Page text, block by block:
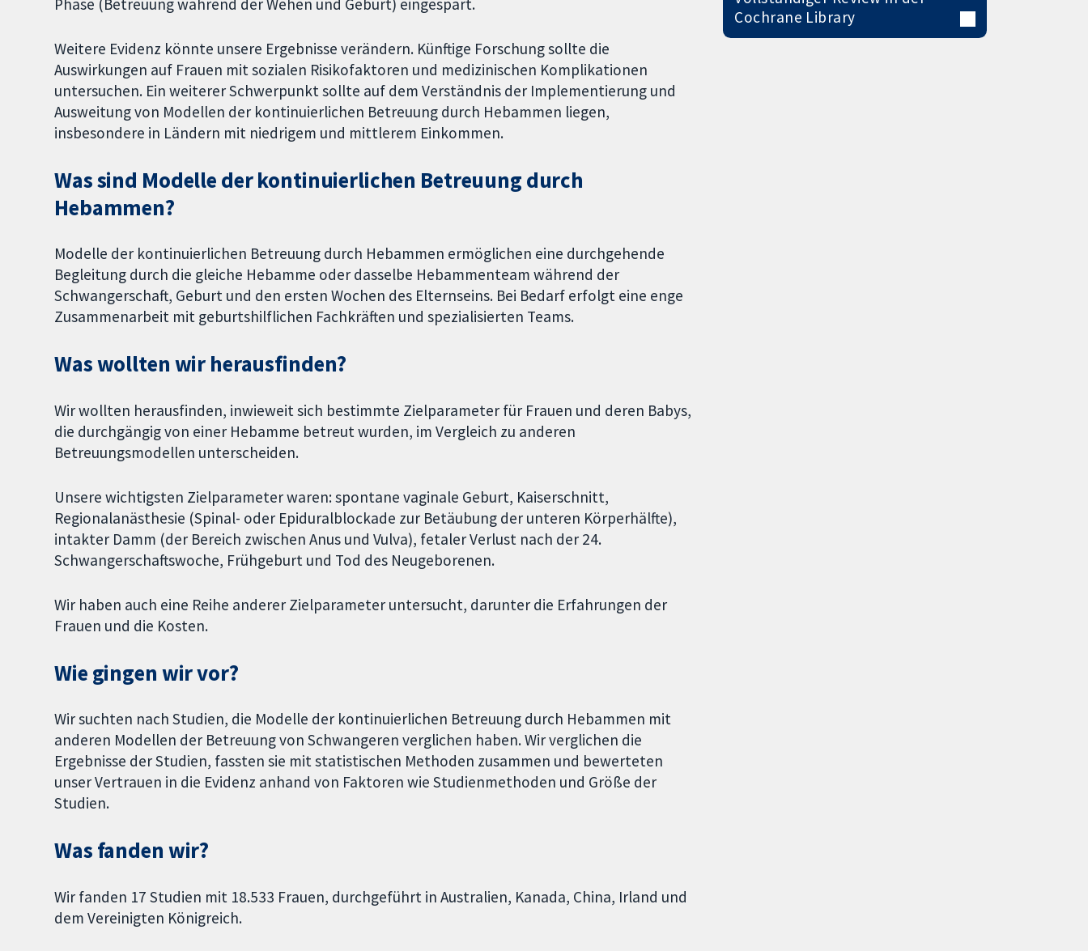
Phase (Betreuung während der Wehen und Geburt) eingespart.
Weitere Evidenz könnte unsere Ergebnisse verändern. Künftige Forschung sollte die
Auswirkungen auf Frauen mit sozialen Risikofaktoren und medizinischen Komplikationen
untersuchen. Ein weiterer Schwerpunkt sollte auf dem Verständnis der Implementierung und
Ausweitung von Modellen der kontinuierlichen Betreuung durch Hebammen liegen,
insbesondere in Ländern mit niedrigem und mittlerem Einkommen.
Was sind Modelle der kontinuierlichen Betreuung durch
Hebammen?
Modelle der kontinuierlichen Betreuung durch Hebammen ermöglichen eine durchgehende
Begleitung durch die gleiche Hebamme oder dasselbe Hebammenteam während der
Schwangerschaft, Geburt und den ersten Wochen des Elternseins. Bei Bedarf erfolgt eine enge
Zusammenarbeit mit geburtshilflichen Fachkräften und spezialisierten Teams.
Was wollten wir herausfinden?
Wir wollten herausfinden, inwieweit sich bestimmte Zielparameter für Frauen und deren Babys,
die durchgängig von einer Hebamme betreut wurden, im Vergleich zu anderen
Betreuungsmodellen unterscheiden.
Unsere wichtigsten Zielparameter waren: spontane vaginale Geburt, Kaiserschnitt,
Regionalanästhesie (Spinal- oder Epiduralblockade zur Betäubung der unteren Körperhälfte),
intakter Damm (der Bereich zwischen Anus und Vulva), fetaler Verlust nach der 24.
Schwangerschaftswoche, Frühgeburt und Tod des Neugeborenen.
Wir haben auch eine Reihe anderer Zielparameter untersucht, darunter die Erfahrungen der
Frauen und die Kosten.
Wie gingen wir vor?
Wir suchten nach Studien, die Modelle der kontinuierlichen Betreuung durch Hebammen mit
anderen Modellen der Betreuung von Schwangeren verglichen haben. Wir verglichen die
Ergebnisse der Studien, fassten sie mit statistischen Methoden zusammen und bewerteten
unser Vertrauen in die Evidenz anhand von Faktoren wie Studienmethoden und Größe der
Studien.
Was fanden wir?
Wir fanden 17 Studien mit 18.533 Frauen, durchgeführt in Australien, Kanada, China, Irland und
dem Vereinigten Königreich.
Cochrane Library